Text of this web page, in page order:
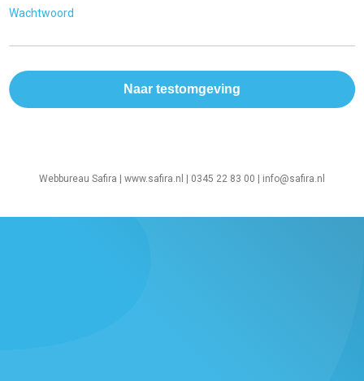
Wachtwoord
Webbureau Safira | www.safira.nl | 0345 22 83 00 | info@safira.nl